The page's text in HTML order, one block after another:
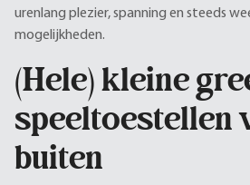
urenlang plezier, spanning en steeds
mogelijkheden.
(Hele) kleine
speeltoestellen
buiten